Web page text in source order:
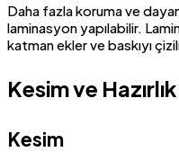
Daha fazla koruma ve
laminasyon yapılabilir.
katman ekler ve baskıyı
Kesim ve Hazırlık
Kesim